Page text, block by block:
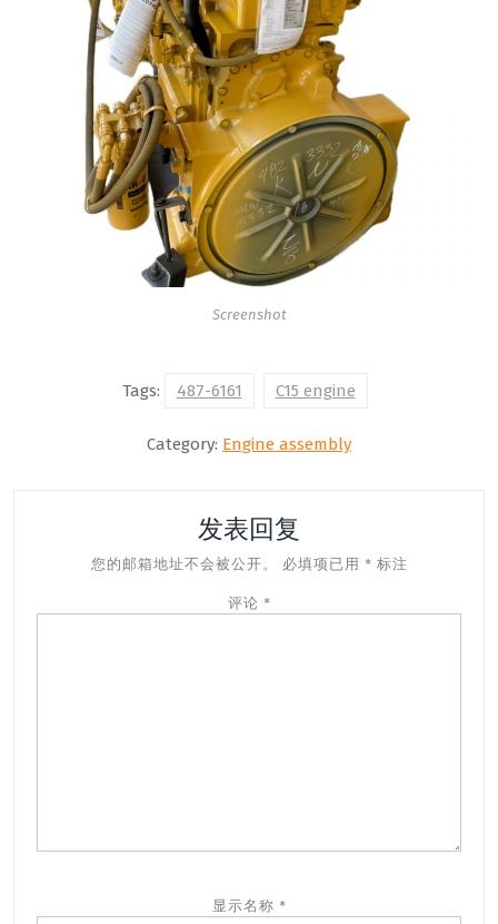
Screenshot
Tags: 487-6161 C15 engine
Category: Engine assembly
发表回复
您的邮箱地址不会被公开。 必填项已用 * 标注
评论 *
显示名称 *